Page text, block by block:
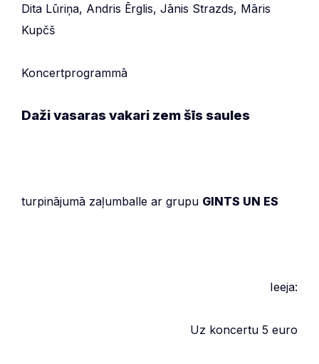
Dita Lūriņa, Andris Ērglis, Jānis Strazds, Māris
Kupčš
Koncertprogrammā
Daži vasaras vakari zem šīs saules
turpinājumā zaļumballe ar grupu GINTS UN ES
Ieeja:
Uz koncertu 5 euro